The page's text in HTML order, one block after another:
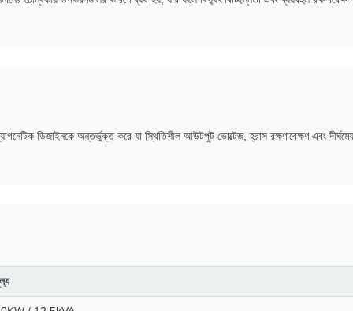
ডিজাইনকে অন্তর্ভুক্ত করে যা স্থিতিশীল আউটপুট ভোল্টেজ, হ্রাস রক্ষণাবেক্ষণ এবং